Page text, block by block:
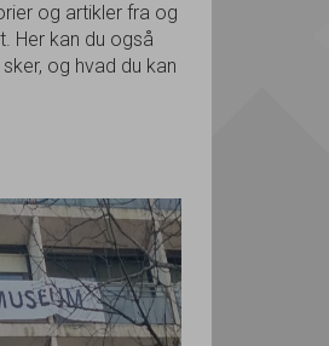
og artikler fra og
Her kan du også
og hvad du kan